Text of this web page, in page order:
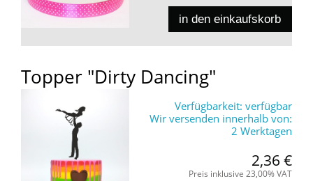
in den einkaufskorb
Topper "Dirty Dancing"
Verfügbarkeit: verfügbar
Wir versenden innerhalb von:
2 Werktagen
2,36 €
Preis inklusive 23,00% VAT